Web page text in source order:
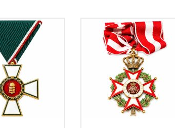
10308)